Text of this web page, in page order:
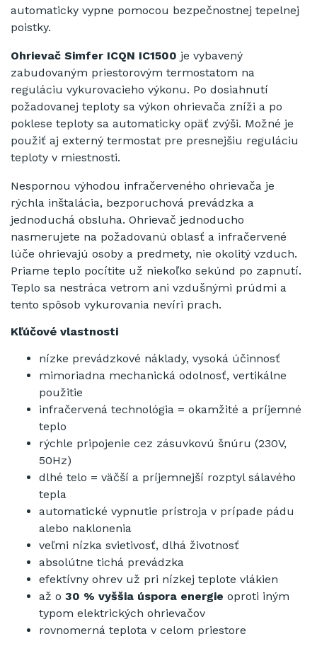
automaticky vypne pomocou bezpečnostnej tepelnej
poistky.
Ohrievač Simfer ICQN IC1500 je vybavený
zabudovaným priestorovým termostatom na
reguláciu vykurovacieho výkonu. Po dosiahnutí
požadovanej teploty sa výkon ohrievača zníži a po
poklese teploty sa automaticky opäť zvýši. Možné je
použiť aj externý termostat pre presnejšiu reguláciu
teploty v miestnosti.
Nespornou výhodou infračerveného ohrievača je
rýchla inštalácia, bezporuchová prevádzka a
jednoduchá obsluha. Ohrievač jednoducho
nasmerujete na požadovanú oblasť a infračervené
lúče ohrievajú osoby a predmety, nie okolitý vzduch.
Priame teplo pocítite už niekoľko sekúnd po zapnutí.
Teplo sa nestráca vetrom ani vzdušnými prúdmi a
tento spôsob vykurovania nevíri prach.
Kľúčové vlastnosti
nízke prevádzkové náklady, vysoká účinnosť
mimoriadna mechanická odolnosť, vertikálne
použitie
infračervená technológia = okamžité a príjemné
teplo
rýchle pripojenie cez zásuvkovú šnúru (230V,
50Hz)
dlhé telo = väčší a príjemnejší rozptyl sálavého
tepla
automatické vypnutie prístroja v prípade pádu
alebo naklonenia
veľmi nízka svietivosť, dlhá životnosť
absolútne tichá prevádzka
efektívny ohrev už pri nízkej teplote vlákien
až o 30 % vyššia úspora energie oproti iným
typom elektrických ohrievačov
rovnomerná teplota v celom priestore